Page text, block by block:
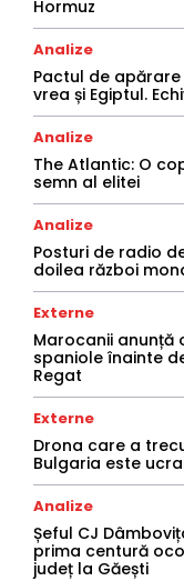
Hormuz
Analize
Pactul de apărare
vrea și Egiptul.
Analize
The Atlantic: O
semn al elitei
Analize
Posturi de radio
doilea război
Externe
Marocanii anunță
spaniole înainte
Regat
Externe
Drona care a
Bulgaria este
Analize
Șeful CJ
prima centură
județ la Găești